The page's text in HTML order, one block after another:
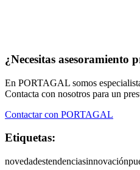
¿Necesitas asesoramiento
En PORTAGAL somos
Contacta con nosotros para un
Contactar con PORTAGAL
Etiquetas:
novedadestendenciasinnovación